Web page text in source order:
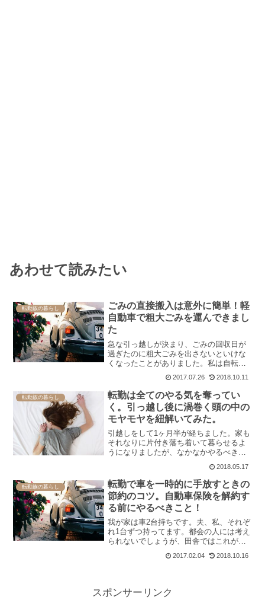
あわせて読みたい
転勤族の暮らし
ごみの直接搬入は意外に簡単！軽
自動車で粗大ごみを運んできまし
た
急な引っ越しが決まり、ごみの回収日が
過ぎたのに粗大ごみを出さないといけな
くなったことがありました。私は自転車
を捨てたかったのですが、回収日まで1ヶ
月近くも放置して引っ越すことに気が引
けて･･･だって何かの手違いで未回収とな
った場合、大家さん...
2017.07.26 2018.10.11
転勤族の暮らし
転勤は全てのやる気を奪ってい
く。引っ越し後に渦巻く頭の中の
モヤモヤを紐解いてみた。
引越しをして1ヶ月半が経ちました。家も
それなりに片付き落ち着いて暮らせるよ
うになりましたが、なかなかやるべきこ
これもしなきゃというタスクを目の前に
すると、なぜだか一歩も動けなくなる。
一個一個やれば確実にお...
2018.05.17
転勤族の暮らし
転勤で車を一時的に手放すときの
節約のコツ。自動車保険を解約す
る前にやるべきこと！
我が家は車2台持ちです。夫、私、それぞ
れ1台ずつ持ってます。都会の人には考え
られないでしょうが、田舎ではこれが当
たり前。電車やバスが頻繁に巡回してい
るわけではないので、公共交通機関を移
2017.02.04 2018.10.16
スポンサーリンク